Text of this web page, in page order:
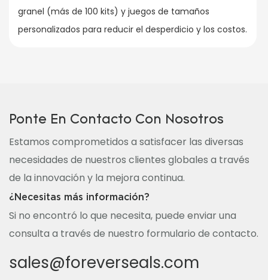
granel (más de 100 kits) y juegos de tamaños
personalizados para reducir el desperdicio y los costos.
Ponte En Contacto Con Nosotros
Estamos comprometidos a satisfacer las diversas
necesidades de nuestros clientes globales a través
de la innovación y la mejora continua.
¿Necesitas más información?
Si no encontró lo que necesita, puede enviar una
consulta a través de nuestro formulario de contacto.
sales@foreverseals.com